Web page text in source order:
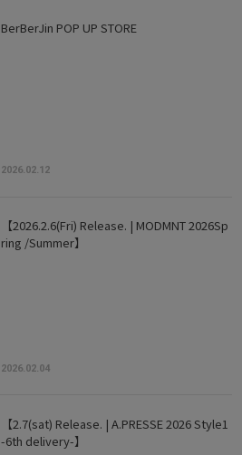
BerBerJin POP UP STORE
2026.02.12
【2026.2.6(Fri) Release. | MODMNT 2026Sp
ring /Summer】
2026.02.04
【2.7(sat) Release. | A.PRESSE 2026 Style1
-6th delivery-】